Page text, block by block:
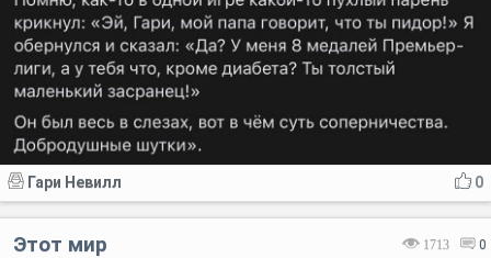
0
Гари Невилл
1713 0
Этот мир